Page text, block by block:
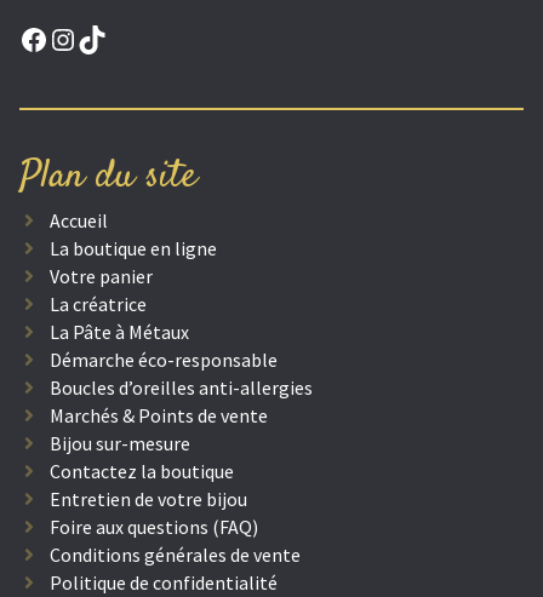
Facebook
Instagram
TikTok
Plan du site
Accueil
La boutique en ligne
Votre panier
La créatrice
La Pâte à Métaux
Démarche éco-responsable
Boucles d’oreilles anti-allergies
Marchés & Points de vente
Bijou sur-mesure
Contactez la boutique
Entretien de votre bijou
Foire aux questions (FAQ)
Conditions générales de vente
Politique de confidentialité